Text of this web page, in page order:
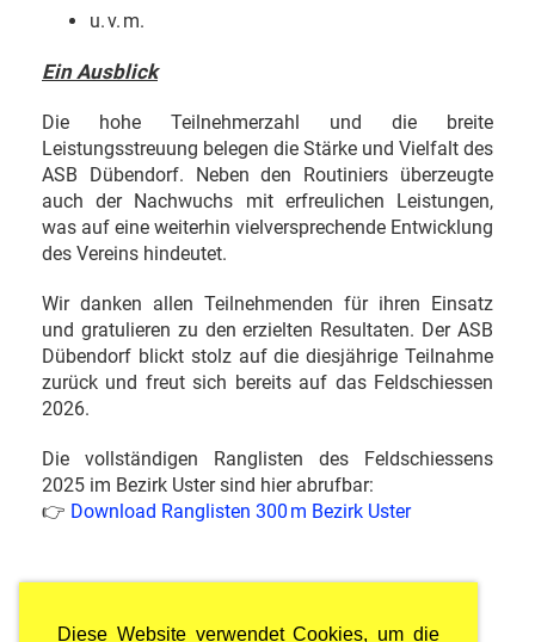
Diese Website verwendet Cookies, um die
u. v. m.
Ein Ausblick
Die hohe Teilnehmerzahl und die breite
Leistungsstreuung belegen die Stärke und Vielfalt des
ASB Dübendorf. Neben den Routiniers überzeugte
auch der Nachwuchs mit erfreulichen Leistungen,
was auf eine weiterhin vielversprechende Entwicklung
des Vereins hindeutet.
Wir danken allen Teilnehmenden für ihren Einsatz
und gratulieren zu den erzielten Resultaten. Der ASB
Dübendorf blickt stolz auf die diesjährige Teilnahme
zurück und freut sich bereits auf das Feldschiessen
2026.
Die vollständigen Ranglisten des Feldschiessens
2025 im Bezirk Uster sind hier abrufbar:
👉 Download Ranglisten 300 m Bezirk Uster